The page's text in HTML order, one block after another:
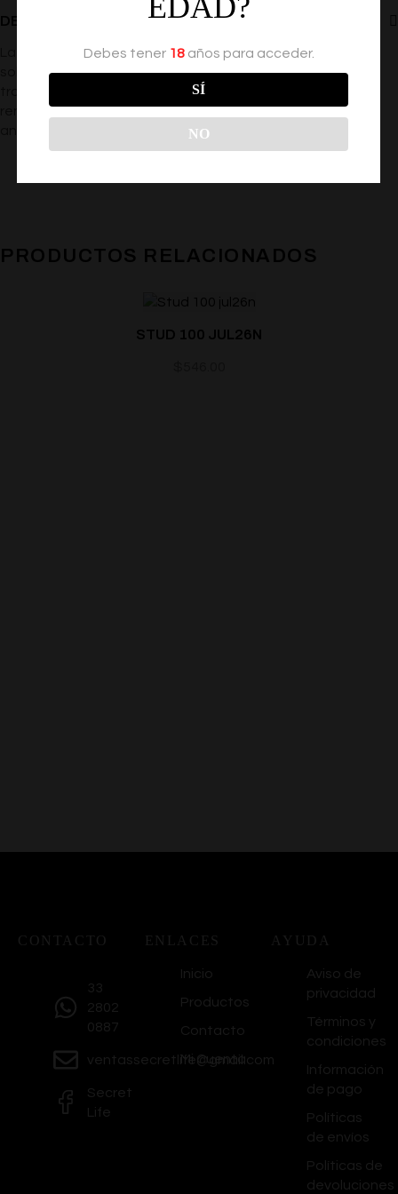
DESCRIPCIÓN
La solución de cepillo chino también se conoce como
solución Kwang Tze de Seifen. Esta mezcla de hierbas
tradicionales puede aumentar considerablemente el
rendimiento sin someter la piel sensible a agentes
anestésicos sintéticos agresivos.
PRODUCTOS RELACIONADOS
STUD 100 JUL26N
CONTACTO
33
2802
0887
ventassecretlife@gmail.com
Secret
Life
ENLACES
Inicio
Productos
Contacto
Mi Cuenta
AYUDA
Aviso de
privacidad
Términos y
condiciones
Información
de pago
Políticas
de envíos
Políticas de
devoluciones
Debes tener 18años para acceder.
SÍ
NO